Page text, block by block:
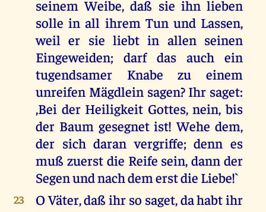
seinem Weibe, daß sie ihn lieben
solle in all ihrem Tun und Lassen,
weil er sie liebt in allen seinen
Eingeweiden; darf das auch ein
tugendsamer Knabe zu einem
unreifen Mägdlein sagen? Ihr saget:
,Bei der Heiligkeit Gottes, nein, bis
der Baum gesegnet ist! Wehe dem,
der sich daran vergriffe; denn es
muß zuerst die Reife sein, dann der
Segen und nach dem erst die Liebe!`
23
O Väter, daß ihr so saget, da habt ihr